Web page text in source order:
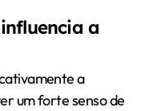
a
a
um forte senso de